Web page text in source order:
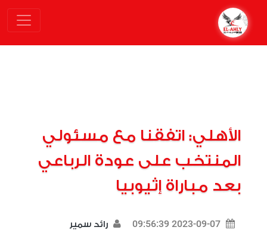
الأهلي: اتفقنا مع مسئولي
المنتخب على عودة الرباعي
بعد مباراة إثيوبيا
2023-09-07 09:56:39 رائد سمير